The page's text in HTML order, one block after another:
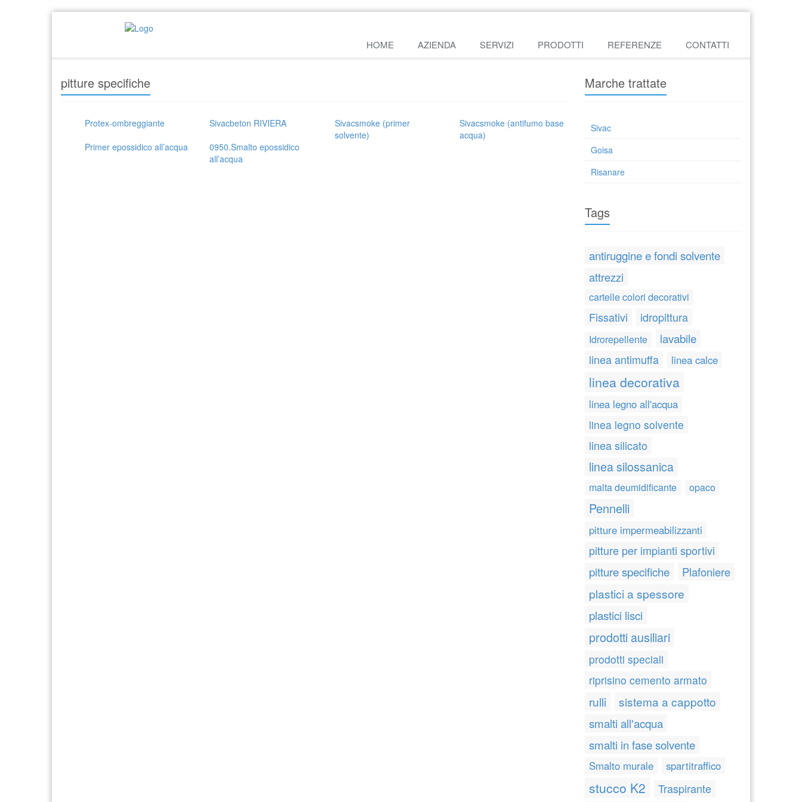
HOME AZIENDA SERVIZI PRODOTTI REFERENZE CONTATTI
pitture specifiche
Protex-ombreggiante Sivacbeton RIVIERA
Sivacsmoke (primer
solvente)
Sivacsmoke (antifumo base
acqua)
Primer epossidico all’acqua
0950.Smalto epossidico
all’acqua
Marche trattate
Sivac
Goisa
Risanare
Tags
antiruggine e fondi solvente
attrezzi
cartelle colori decorativi
Fissativi idropittura
Idrorepellente lavabile
linea antimuffa linea calce
linea decorativa
linea legno all'acqua
linea legno solvente
linea silicato
linea silossanica
malta deumidificante opaco
Pennelli
pitture impermeabilizzanti
pitture per impianti sportivi
pitture specifiche Plafoniere
plastici a spessore
plastici lisci
prodotti ausiliari
prodotti speciali
riprisino cemento armato
rulli
sistema a cappotto
smalti all'acqua
smalti in fase solvente
Smalto murale spartitraffico
stucco K2 Traspirante